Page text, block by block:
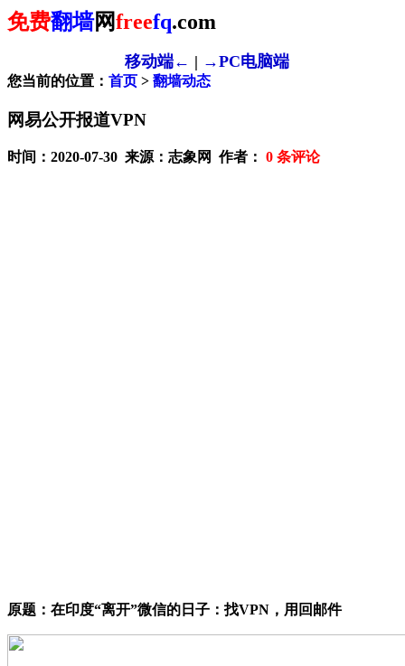
免费翻墙网freefq.com
移动端← | →PC电脑端
您当前的位置： 首页 > 翻墙动态
网易公开报道VPN
时间：2020-07-30 来源：志象网 作者： 0 条评论
原题：在印度“离开”微信的日子：找VPN，用回邮件